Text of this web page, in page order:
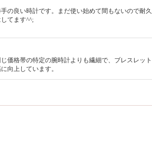
の良い時計です。まだ使い始めて間もないので耐久
てます^^;
価格帯の特定の腕時計よりも繊細で、ブレスレット
向上しています。